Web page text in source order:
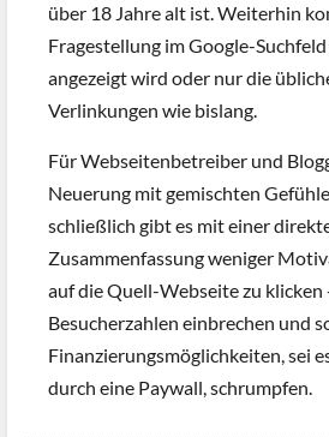
über 18 Jahre alt ist. Weiterhin
Fragestellung im Google-
angezeigt wird oder nur die
Verlinkungen wie bislang.
Für Webseitenbetreiber und
Neuerung mit gemischten
schließlich gibt es mit einer
Zusammenfassung weniger
auf die Quell-Webseite zu
Besucherzahlen einbrechen und
Finanzierungsmöglichkeiten, sei
durch eine Paywall, schrumpfen.